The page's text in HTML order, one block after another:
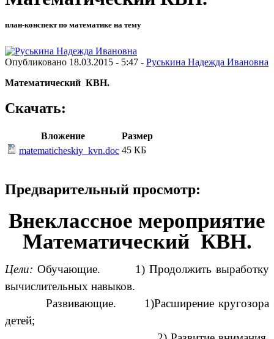
план-конспект по математике на тему
Опубликовано 18.03.2015 - 5:47 - Руськина Надежда Ивановна
Математический КВН.
Скачать:
Вложение
Размер
matematicheskiy_kvn.doc 45 КБ
Предварительный просмотр:
Внеклассное мероприятие
Математический КВН.
Цели:Обучающие. 1) Продолжить выработку
вычислительных навыков.
Развивающие. 1)Расширение кругозора
детей;